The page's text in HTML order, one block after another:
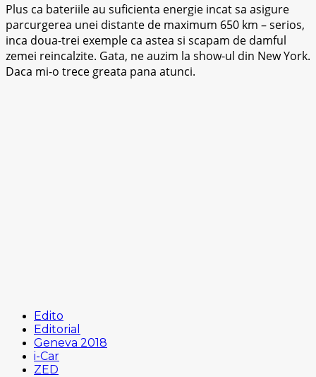
Plus ca bateriile au suficienta energie incat sa asigure
parcurgerea unei distante de maximum 650 km – serios,
inca doua-trei exemple ca astea si scapam de damful
zemei reincalzite. Gata, ne auzim la show-ul din New York.
Daca mi-o trece greata pana atunci.
Edito
Editorial
Geneva 2018
i-Car
ZED